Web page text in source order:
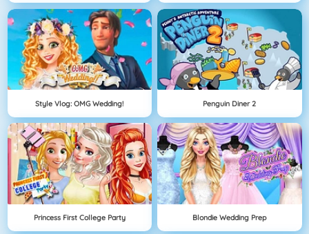
Style Vlog: OMG Wedding! Penguin Diner 2
Princess First College Party Blondie Wedding Prep